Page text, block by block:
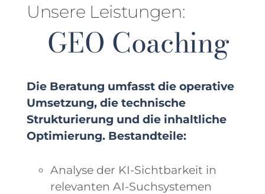
Unsere Leistungen:
GEO Coaching
Die Beratung umfasst die operative
Umsetzung, die technische
Strukturierung und die inhaltliche
Optimierung. Bestandteile:
Analyse der KI-Sichtbarkeit in
relevanten AI-Suchsystemen